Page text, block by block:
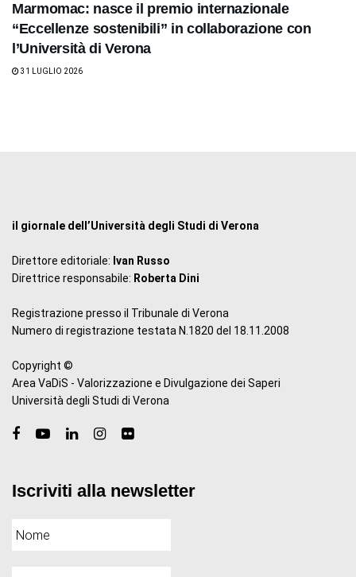
Marmomac: nasce il premio internazionale
“Eccellenze sostenibili” in collaborazione con
l’Università di Verona
31 LUGLIO 2026
il giornale dell’Università degli Studi di Verona
Direttore editoriale: Ivan Russo
Direttrice responsabile: Roberta Dini
Registrazione presso il Tribunale di Verona
Numero di registrazione testata N.1820 del 18.11.2008
Copyright ©
Area VaDiS - Valorizzazione e Divulgazione dei Saperi
Università degli Studi di Verona
Iscriviti alla newsletter